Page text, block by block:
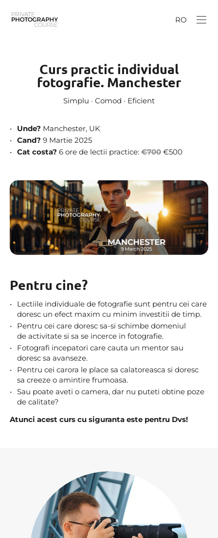
RO
Curs practic individual
fotografie. Manchester
Simplu · Comod · Eficient
Unde? Manchester, UK
Cand? 9 Martie 2025
Cat costa? 6 ore de lectii practice: €700 €500
Pentru cine?
Lectiile individuale de fotografie sunt pentru cei care
doresc un efect maxim cu minim investitii de timp.
Pentru cei care doresc sa-si schimbe domeniul
de activitate si sa se incerce in fotografie.
Fotografi incepatori care cauta un mentor sau
doresc sa avanseze.
Pentru cei carora le place sa calatoreasca si doresc
sa creeze o amintire frumoasa.
Sau poate aveti o camera, dar nu puteti obtine poze
de calitate?
Atunci acest curs cu siguranta este pentru Dvs!